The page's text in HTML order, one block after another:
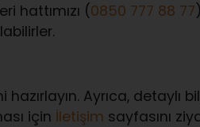
hattımızı (0850 777 88 77
Ayrıca, detaylı
için İletişim sayfasını